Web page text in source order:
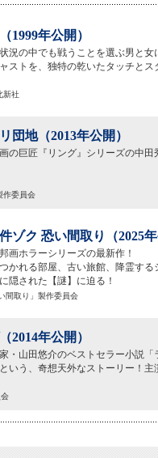
1999年公開）
況の中でも戦うことを選ぶ男と
ストを、独特の乾いたタッチと
新社
団地（2013年公開）
の巨匠『リング』シリーズの中
作委員会
ゾク 恐い間取り（2025
画ホラーシリーズの最新作！
かれる部屋、古い旅館、降霊する
隠された【謎】に迫る！
間取り」製作委員会
2014年公開）
・山田悠介のベストセラー小説
いう、奇想天外なストーリー！